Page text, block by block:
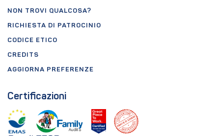
NON TROVI QUALCOSA?
RICHIESTA DI PATROCINIO
CODICE ETICO
CREDITS
AGGIORNA PREFERENZE
Certificazioni